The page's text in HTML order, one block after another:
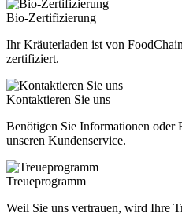
Bio-Zertifizierung
Ihr Kräuterladen ist von
zertifiziert.
Kontaktieren Sie uns
Benötigen Sie Informationen oder
unseren Kundenservice.
Treueprogramm
Weil Sie uns vertrauen, wird Ihre